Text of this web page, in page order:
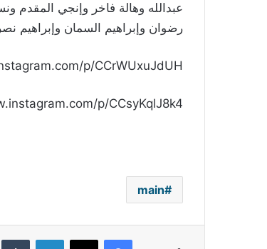
عبدالله وهالة فاخر وإنجي
رضوان وإبراهيم السمان
p/CCrWUxuJdUH/
p/CCsyKqlJ8k4/
main
فيسبوك ‫X لينكدإن